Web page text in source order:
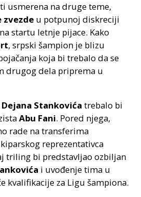
usmerena na druge teme,
zvezde u potpunoj diskreciji
startu letnje pijace. Kako
, srpski šampion je blizu
koja bi trebalo da se
drugog dela priprema u
Dejana Stankovića trebalo bi
Abu Fani. Pored njega,
rade na transferima
reprezentativca
triling bi predstavljao ozbiljan
i uvođenje tima u
kvalifikacije za Ligu šampiona.